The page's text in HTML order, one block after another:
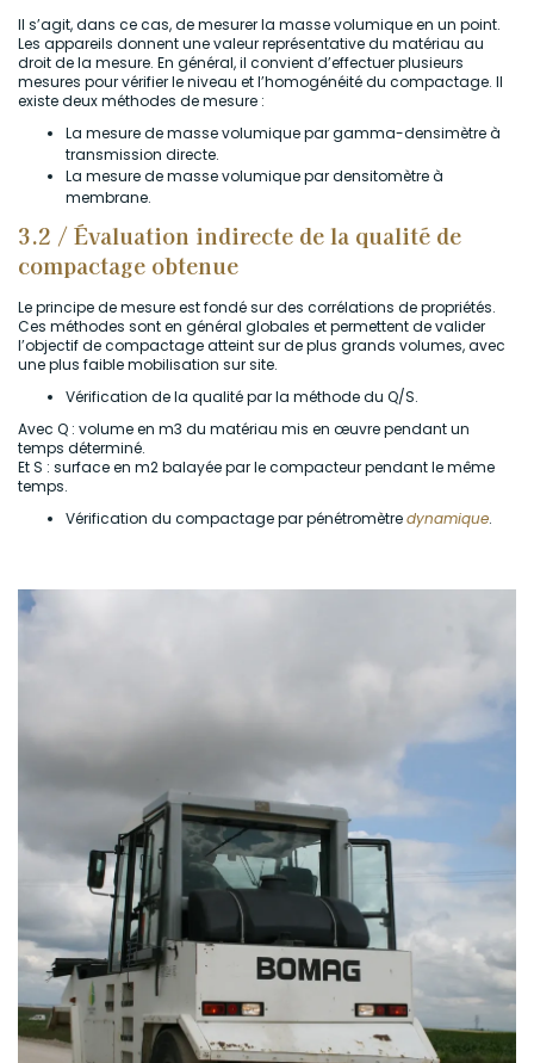
Il s’agit, dans ce cas, de mesurer la masse volumique en un point.
Les appareils donnent une valeur représentative du matériau au
droit de la mesure. En général, il convient d’effectuer plusieurs
mesures pour vérifier le niveau et l’homogénéité du compactage. Il
existe deux méthodes de mesure :
La mesure de masse volumique par gamma-densimètre à
transmission directe.
La mesure de masse volumique par densitomètre à
membrane.
3.2 / Évaluation indirecte de la qualité de
compactage obtenue
Le principe de mesure est fondé sur des corrélations de propriétés.
Ces méthodes sont en général globales et permettent de valider
l’objectif de compactage atteint sur de plus grands volumes, avec
une plus faible mobilisation sur site.
Vérification de la qualité par la méthode du Q/S.
Avec Q : volume en m3 du matériau mis en œuvre pendant un
temps déterminé.
Et S : surface en m2 balayée par le compacteur pendant le même
temps.
Vérification du compactage par pénétromètredynamique.